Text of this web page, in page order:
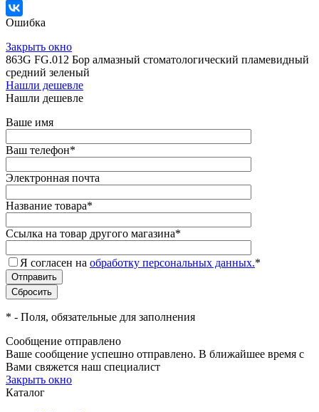
Ошибка
Закрыть окно
863G FG.012 Бор алмазный стоматологический пламевидный
средний зеленый
Нашли дешевле
Нашли дешевле
Ваше имя
Ваш телефон*
Электронная почта
Название товара*
Ссылка на товар другого магазина*
Я согласен на обработку персональных данных.*
* - Поля, обязательные для заполнения
Сообщение отправлено
Ваше сообщение успешно отправлено. В ближайшее время с
Вами свяжется наш специалист
Закрыть окно
Каталог